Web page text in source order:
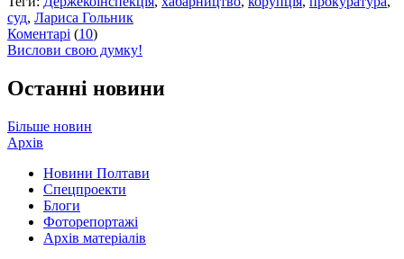
суд, Лариса Гольник
Коментарі (10)
Вислови свою думку!
Останні новини
Більше новин
Архів
Новини Полтави
Спецпроекти
Блоги
Фоторепортажі
Архів матеріалів